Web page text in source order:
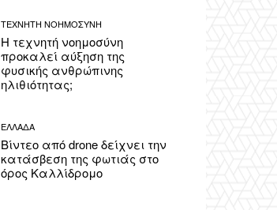
ΤΕΧΝΗΤΗ ΝΟΗΜΟΣΥΝΗ
Η τεχνητή νοημοσύνη
προκαλεί αύξηση της
φυσικής ανθρώπινης
ηλιθιότητας;
ΕΛΛΑΔΑ
Βίντεο από drone δείχνει την
κατάσβεση της φωτιάς στο
όρος Καλλίδρομο